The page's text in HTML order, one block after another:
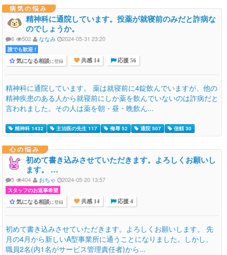
病気の悩み
精神科に通院しています。投薬が就寝前のみだと詐病な
のでしょうか。
6 502 ななみ 2024-05-31 23:20
誰でも歓迎 !
気になる相談に登録 共感 14 応援 56
精神科に通院しています。 薬は就寝前に4錠飲んでいますが、他の
精神疾患のある人から就寝前にしか薬を飲んでいないのは詐病だと
言われました。その人は薬を朝・昼・晩飲ん...
精神科 1432 主治医の先生 117 侮辱 52 通院 507 信頼 30
心の悩み
初めて書き込みさせていただきます。よろしくお願いし
ます。 …
5 404 おちゃ 2024-05-20 13:57
スタッフのお返事希望
気になる相談に登録 共感 14 応援 4
初めて書き込みさせていただきます。よろしくお願いします。 先
月の4月から新しいA型事業所に通うことになりました。しかし、
職員2名(内1名がサービス管理責任者)から...